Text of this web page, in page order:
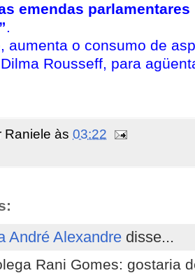
emendas
.
aumenta o consumo de
Rousseff, para
Raniele às 03:22
André Alexandre disse...
Rani Gomes: gostaria